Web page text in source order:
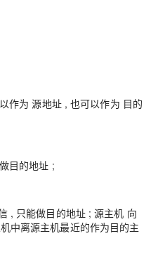
作为 源地址 , 也可以作为 目的
目的地址 ;
, 只能做目的地址 ; 源主机 向
中离源主机最近的作为目的主